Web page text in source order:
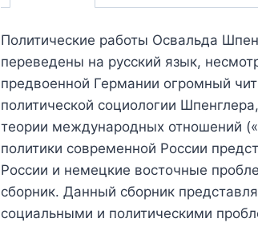
Политические работы Освальда
переведены на русский язык,
предвоенной Германии огромный
политической социологии
теории международных отношений
политики современной России
России и немецкие восточные
сборник. Данный сборник
социальными и политическими